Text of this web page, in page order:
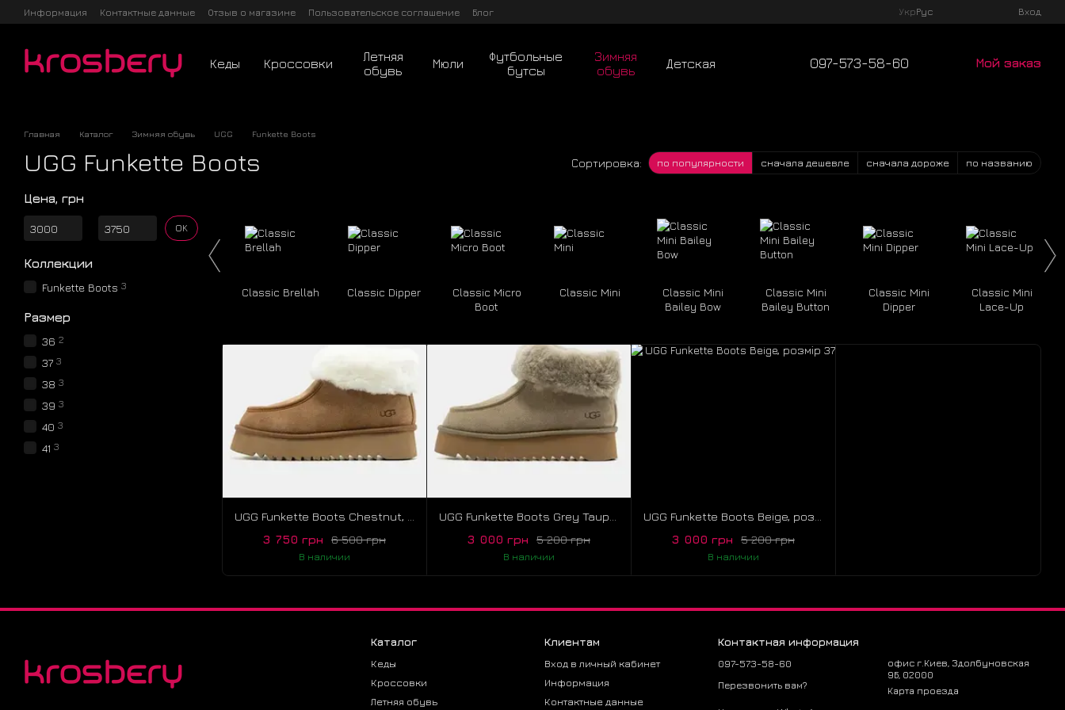
Перейти к основному контенту
Информация Контактные данные Отзыв о магазине Пользовательское соглашение Блог УкрРус Вход
Кеды Кроссовки
Летняя
обувь
Мюли
Футбольные
бутсы
Зимняя
обувь
Детская 097-573-58-60 Мой заказ
Главная Каталог Зимняя обувь UGG Funkette Boots
UGG Funkette Boots Сортировка: по популярности сначала дешевле сначала дороже по названию
Classic Brellah Classic Dipper
Classic Micro
Boot
Classic Mini
Classic Mini
Bailey Bow
Classic Mini
Bailey Button
Classic Mini
Dipper
Classic Mini
Lace-Up
6 500 грн
3 750 грн
В наличии
5 200 грн
3 000 грн
В наличии
5 200 грн
3 000 грн
В наличии
Цена, грн
OK
Коллекции
Funkette Boots 3
Размер
36 2
37 3
38 3
39 3
40 3
41 3
Каталог
Кеды
Кроссовки
Летняя обувь
Клиентам
Вход в личный кабинет
Информация
Контактные данные
Контактная информация
097-573-58-60
Перезвонить вам?
офис г.Киев, Здолбуновская
9Б, 02000
Карта проезда